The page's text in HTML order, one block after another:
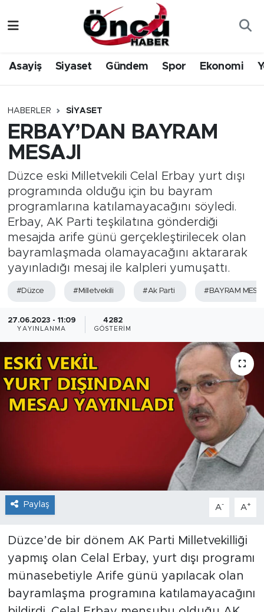
Asayiş Siyaset Gündem Spor Ekonomi
HABERLER SIYASET
ERBAY’DAN BAYRAM
MESAJI
Düzce eski Milletvekili Celal Erbay yurt dışı
programında olduğu için bu bayram
programlarına katılamayacağını söyledi.
Erbay, AK Parti teşkilatına gönderdiği
mesajda arife günü gerçekleştirilecek olan
bayramlaşmada olamayacağını aktararak
yayınladığı mesaj ile kalpleri yumuşattı.
#Düzce #Milletvekili #Ak Parti #BAYRAM
27.06.2023 - 11:09
YAYINLANMA
4282
GÖSTERIM
Paylaş A- A+
Düzce’de bir dönem AK Parti Milletvekilliği
yapmış olan Celal Erbay, yurt dışı programı
münasebetiyle Arife günü yapılacak olan
bayramlaşma programına katılamayacağını
Gündem
Sağlık & Çevre
Spor
Yerel Haber
Öncü Radyo Dinle
Öncü TV İzle
Düzce Nöbetçi Eczaneler
Düzce Hava Durumu
Düzce Namaz Vakitleri
Düzce Trafik Yoğunluk Haritası
Tüm Manşetler
Son Dakika Haberleri
Haber Arşivi